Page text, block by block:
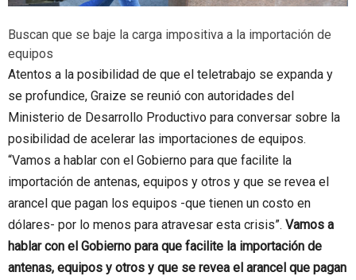
Buscan que se baje la carga impositiva a la importación de
equipos
Atentos a la posibilidad de que el teletrabajo se expanda y
se profundice, Graize se reunió con autoridades del
Ministerio de Desarrollo Productivo para conversar sobre la
posibilidad de acelerar las importaciones de equipos.
“Vamos a hablar con el Gobierno para que facilite la
importación de antenas, equipos y otros y que se revea el
arancel que pagan los equipos -que tienen un costo en
dólares- por lo menos para atravesar esta crisis”. Vamos a
hablar con el Gobierno para que facilite la importación de
antenas, equipos y otros y que se revea el arancel que pagan